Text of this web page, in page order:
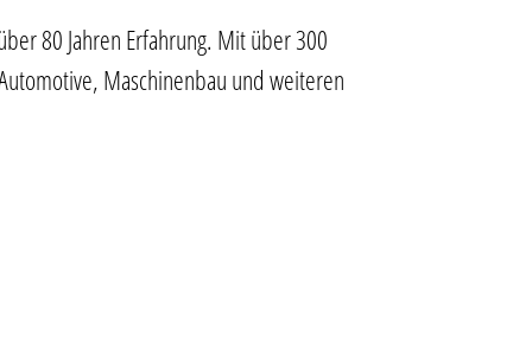
80 Jahren Erfahrung. Mit über 300
Maschinenbau und weiteren